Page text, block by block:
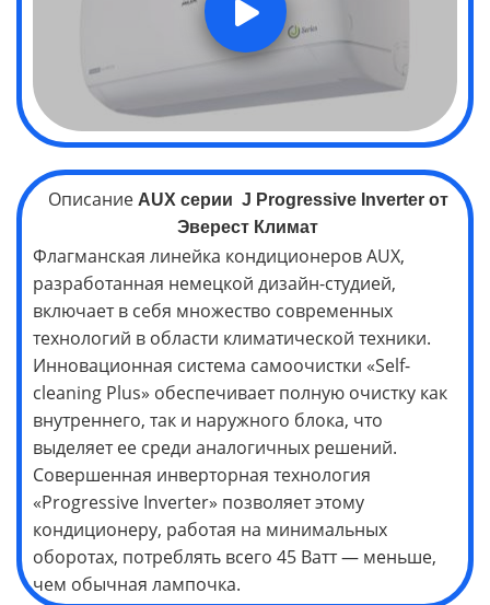
Описание AUX серии J ProgressiveInverterот
Эверест Климат
Флагманская линейка кондиционеров AUX,
разработанная немецкой дизайн-студией,
включает в себя множество современных
технологий в области климатической техники.
Инновационная система самоочистки «Self-
cleaning Plus» обеспечивает полную очистку как
внутреннего, так и наружного блока, что
выделяет ее среди аналогичных решений.
Совершенная инверторная технология
«Progressive Inverter» позволяет этому
кондиционеру, работая на минимальных
оборотах, потреблять всего 45 Ватт — меньше,
чем обычная лампочка.